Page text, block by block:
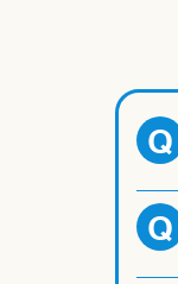
Q
Q